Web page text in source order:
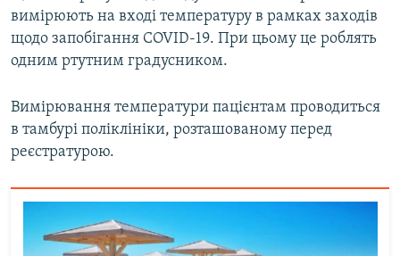
вимірюють на вході температуру в рамках заходів
щодо запобігання COVID-19. При цьому це роблять
одним ртутним градусником.
Вимірювання температури пацієнтам проводиться
в тамбурі поліклініки, розташованому перед
реєстратурою.